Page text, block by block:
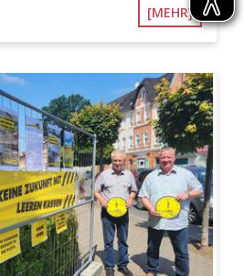
[MEHR]